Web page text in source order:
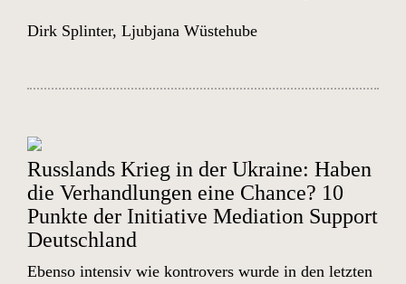
Dirk Splinter, Ljubjana Wüstehube
Russlands Krieg in der Ukraine: Haben
die Verhandlungen eine Chance? 10
Punkte der Initiative Mediation Support
Deutschland
Ebenso intensiv wie kontrovers wurde in den letzten